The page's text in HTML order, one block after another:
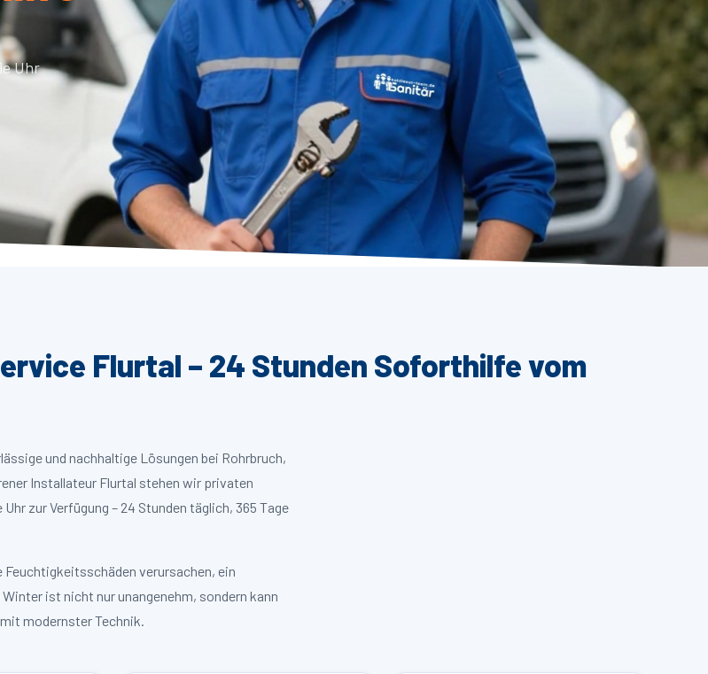
Uhr
Flurtal – 24 Stunden Soforthilfe vom
und nachhaltige Lösungen bei Rohrbruch,
Installateur Flurtal stehen wir privaten
zur Verfügung – 24 Stunden täglich, 365 Tage
verursachen, ein
ist nicht nur unangenehm, sondern kann
modernster Technik.